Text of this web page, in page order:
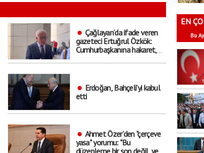
Çağlayan’da ifade veren
gazeteci Ertuğrul Özkök:
Cumhurbaşkanına hakaret,
Erdoğan, Bahçeli’yi kabul
etti
Ahmet Özer’den "çerçeve
yasa" yorumu: "Bu
düzenleme bir son değil, yeni
EN
Bu Ay